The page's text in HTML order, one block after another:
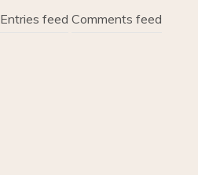
Entries feed Comments feed